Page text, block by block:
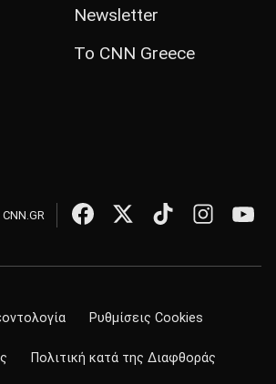
Newsletter
Το CNN Greece
Ρυθμίσεις Cookies
Πολιτική κατά της Διαφθοράς